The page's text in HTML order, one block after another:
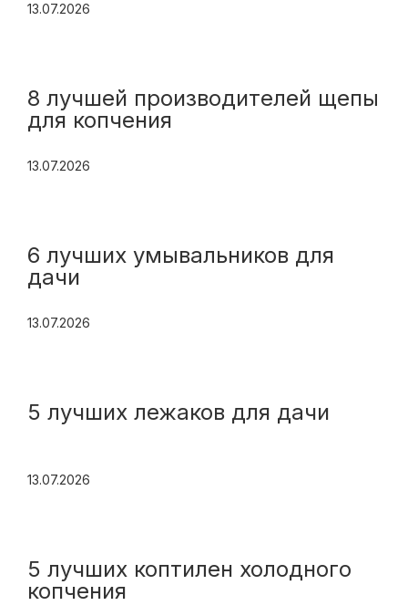
13.07.2026
8 лучшей производителей щепы
для копчения
13.07.2026
6 лучших умывальников для
дачи
13.07.2026
5 лучших лежаков для дачи
13.07.2026
5 лучших коптилен холодного
копчения